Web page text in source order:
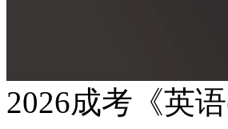
2026成考《英